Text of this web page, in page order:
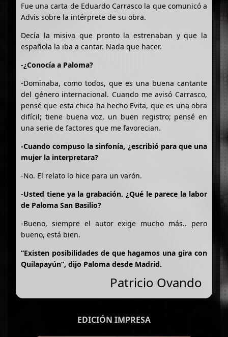
Fue una carta de Eduardo Carrasco la que comunicó a
Advis sobre la intérprete de su obra.
Decía la misiva que pronto la estrenaban y que la
española la iba a cantar. Nada que hacer.
-¿Conocía a Paloma?
-Dominaba, como todos, que es una buena cantante
del género internacional. Cuando me avisó Carrasco,
pensé que esta chica ha hecho Evita, que es una obra
difícil; tiene buena voz, un buen registro; pensé en
una serie de factores que me favorecian.
-Cuando compuso la sinfonía, ¿escribió para que una
mujer la interpretara?
-No. El relato lo hice para un varón.
-Usted tiene ya la grabación. ¿Qué le parece la labor
de Paloma San Basilio?
-Bueno, siempre el autor exige mucho más.. pero
bueno, está bien.
”Existen posibilidades de que hagamos una gira con
Quilapayún”, dijo Paloma desde Madrid.
Patricio Ovando
EDICIÓN IMPRESA